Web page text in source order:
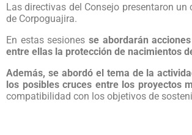
Las directivas del Consejo presentaron
de Corpoguajira.
En estas sesionesse abordarán
entre ellas la protección de nacimientos
Además, se abordó el tema de la
los posibles cruces entre los proyectos
compatibilidad con los objetivos de